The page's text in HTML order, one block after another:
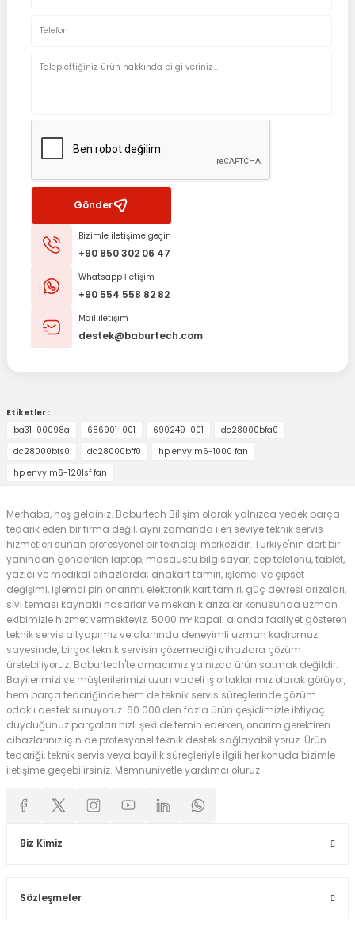
Gönder
Bizimle iletişime geçin
+90 850 302 06 47
Whatsapp İletişim
+90 554 558 82 82
Mail iletişim
destek@baburtech.com
Etiketler :
ba31-00098a
686901-001 690249-001
dc28000bfa0
dc28000bfs0
dc28000bff0
hp envy m6-1000 fan
hp envy m6-1201sf fan
Merhaba, hoş geldiniz. Baburtech Bilişim olarak yalnızca yedek parça
tedarik eden bir firma değil, aynı zamanda ileri seviye teknik servis
hizmetleri sunan profesyonel bir teknoloji merkezidir. Türkiye'nin dört bir
yanından gönderilen laptop, masaüstü bilgisayar, cep telefonu, tablet,
yazıcı ve medikal cihazlarda; anakart tamiri, işlemci ve çipset
değişimi, işlemci pin onarımı, elektronik kart tamiri, güç devresi arızaları,
sıvı teması kaynaklı hasarlar ve mekanik arızalar konusunda uzman
ekibimizle hizmet vermekteyiz. 5000 m² kapalı alanda faaliyet gösteren
teknik servis altyapımız ve alanında deneyimli uzman kadromuz
sayesinde, birçok teknik servisin çözemediği cihazlara çözüm
üretebiliyoruz. Baburtech'te amacımız yalnızca ürün satmak değildir.
Bayilerimizi ve müşterilerimizi uzun vadeli iş ortaklarımız olarak görüyor,
hem parça tedariğinde hem de teknik servis süreçlerinde çözüm
odaklı destek sunuyoruz. 60.000'den fazla ürün çeşidimizle ihtiyaç
duyduğunuz parçaları hızlı şekilde temin ederken, onarım gerektiren
cihazlarınız için de profesyonel teknik destek sağlayabiliyoruz. Ürün
tedariği, teknik servis veya bayilik süreçleriyle ilgili her konuda bizimle
iletişime geçebilirsiniz. Memnuniyetle yardımcı oluruz.
Biz Kimiz
Sözleşmeler